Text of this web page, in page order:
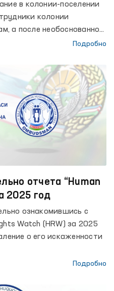
в колонии-поселении
колонии
а после необоснованно
часть.
Подробно
отчета “Human
2025 год
ознакомившись с
Watch (HRW) за 2025
о его искаженности
Подробно